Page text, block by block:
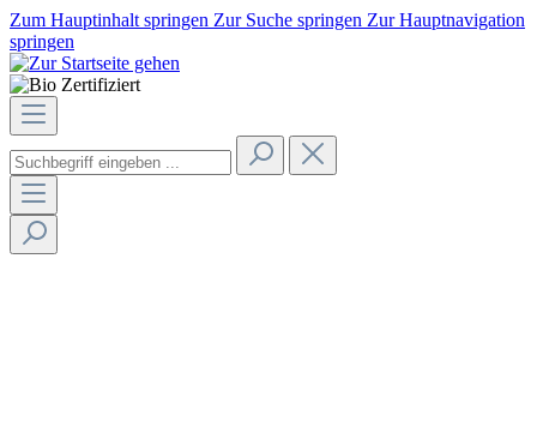
Zum Hauptinhalt springen Zur Suche springen Zur Hauptnavigation
springen